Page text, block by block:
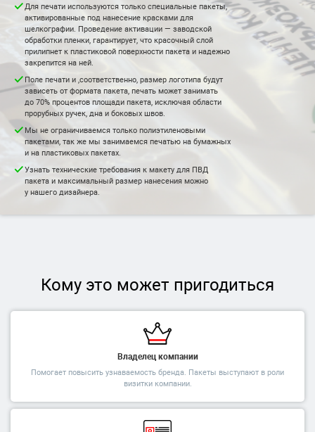
Для печати используются только специальные пакеты,
активированные под нанесение красками для
шелкографии. Проведение активации — заводской
обработки пленки, гарантирует, что красочный слой
прилипнет к пластиковой поверхности пакета и надежно
закрепится на ней.
Поле печати и ,соответственно, размер логотипа будут
зависеть от формата пакета, печать может занимать
до 70% процентов площади пакета, исключая области
прорубных ручек, дна и боковых швов.
Мы не ограничиваемся только полиэтиленовыми
пакетами, так же мы занимаемся печатью на бумажных
и на пластиковых пакетах.
Узнать технические требования к макету для ПВД
пакета и максимальный размер нанесения можно
у нашего дизайнера.
Кому это может пригодиться
Владелец компании
Помогает повысить узнаваемость бренда. Пакеты выступают в роли
визитки компании.